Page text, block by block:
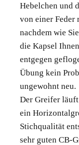
Hebelchen und
von einer Feder
nachdem wie
die Kapsel
entgegen
Übung kein
ungewohnt neu.
Der Greifer
ein
Stichqualität
sehr guten CB-